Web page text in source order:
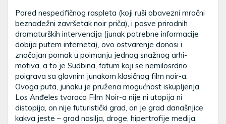
Pored nespecifičnog raspleta (koji ruši obavezni mračni
beznadežni završetak noir priča), i posve prirodnih
dramaturških intervencija (junak potrebne informacije
dobija putem interneta), ovo ostvarenje donosi i
značajan pomak u poimanju jednog snažnog arhi-
motiva, a to je Sudbina, fatum koji se nemilosrdno
poigrava sa glavnim junakom klasičnog film noir-a.
Ovoga puta, junaku je pružena mogućnost iskupljenja.
Los Anđeles tvoraca Film Noir-a nije ni utopija ni
distopija, on nije futuristički grad, on je grad današnjice
kakva jeste – grad nasilja, droge, hipertrofije medija.